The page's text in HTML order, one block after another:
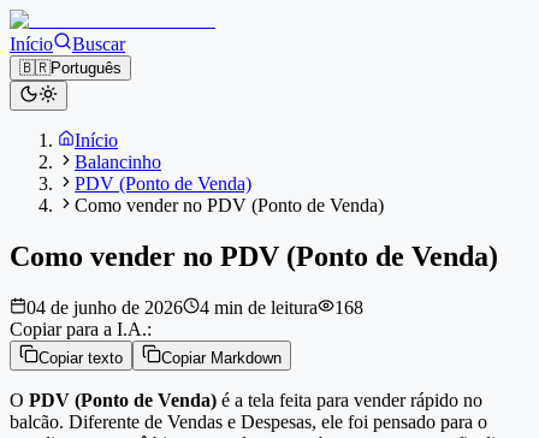
Início Buscar
🇧🇷Português
Início
Balancinho
PDV (Ponto de Venda)
Como vender no PDV (Ponto de Venda)
Como vender no PDV (Ponto de Venda)
04 de junho de 2026 4 min de leitura
168
Copiar para a I.A.:
Copiar texto Copiar Markdown
O PDV (Ponto de Venda) é a tela feita para vender rápido no
balcão. Diferente de Vendas e Despesas, ele foi pensado para o